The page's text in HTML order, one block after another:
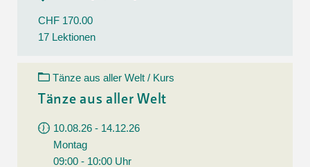
CHF 170.00
17 Lektionen
Tänze aus aller Welt / Kurs
Tänze aus aller Welt
10.08.26 - 14.12.26
Montag
09:00 - 10:00 Uhr